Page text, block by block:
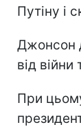
Путіну і
Джонсон
від
При